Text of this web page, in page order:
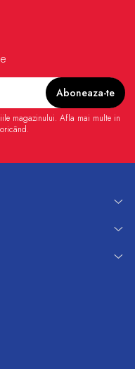
magazinului. Afla mai multe in